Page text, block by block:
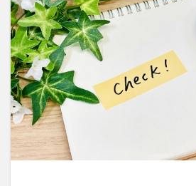
写真測量
再生エネルギー
レーザー測量
業務効率化
法人向け
ホ
衛星通信
電気設備管理
遠隔監視
農業
海上通信
蓄電池 絶縁監